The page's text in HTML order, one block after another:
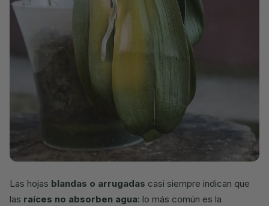
Las hojas blandas o arrugadas casi siempre indican que
las raíces no absorben agua: lo más común es la